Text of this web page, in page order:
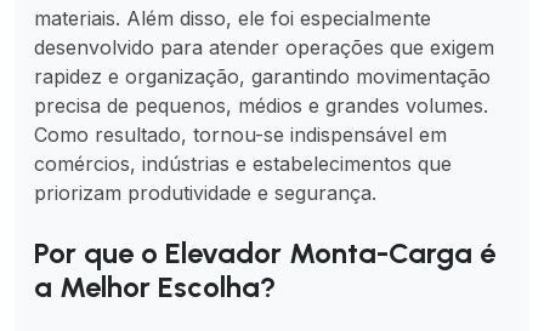
materiais. Além disso, ele foi especialmente
desenvolvido para atender operações que exigem
rapidez e organização, garantindo movimentação
precisa de pequenos, médios e grandes volumes.
Como resultado, tornou-se indispensável em
comércios, indústrias e estabelecimentos que
priorizam produtividade e segurança.
Por que o Elevador Monta-Carga é
a Melhor Escolha?